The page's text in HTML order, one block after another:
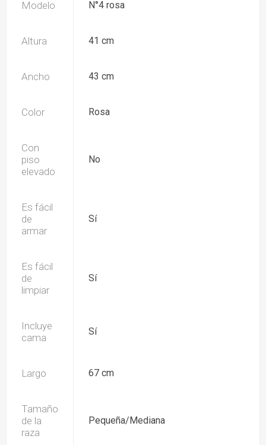
Modelo N°4 rosa
Altura 41 cm
Ancho 43 cm
Color Rosa
Con
piso
elevado
No
Es fácil
de
armar
Sí
Es fácil
de
limpiar
Sí
Incluye
cama
Sí
Largo 67 cm
Tamaño
de la
raza
Pequeña/Mediana